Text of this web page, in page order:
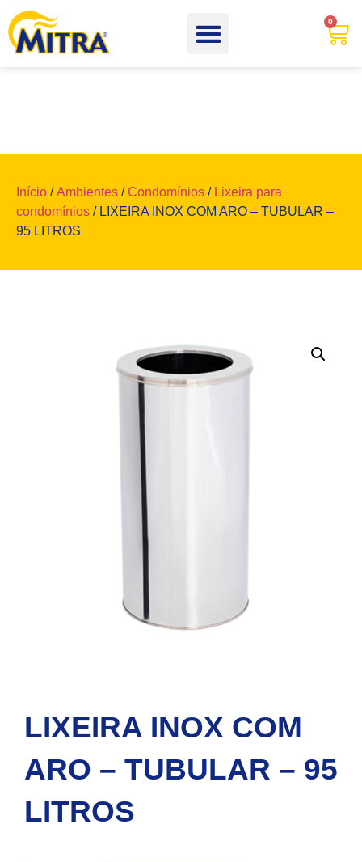
0
Início /Ambientes /Condomínios / Lixeira para
condomínios / LIXEIRA INOX COM ARO – TUBULAR –
95 LITROS
LIXEIRA INOX COM
ARO – TUBULAR – 95
LITROS